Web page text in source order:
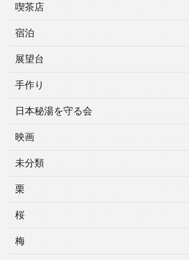
喫茶店
宿泊
展望台
手作り
日本秘湯を守る会
映画
未分類
栗
桜
梅